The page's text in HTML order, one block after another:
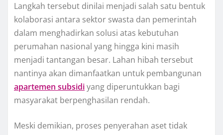
Langkah tersebut dinilai menjadi salah satu bentuk
kolaborasi antara sektor swasta dan pemerintah
dalam menghadirkan solusi atas kebutuhan
perumahan nasional yang hingga kini masih
menjadi tantangan besar. Lahan hibah tersebut
nantinya akan dimanfaatkan untuk pembangunan
apartemen subsidiyang diperuntukkan bagi
masyarakat berpenghasilan rendah.
Meski demikian, proses penyerahan aset tidak